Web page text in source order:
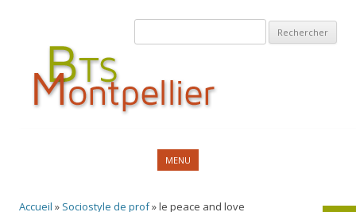
Rechercher :
MENU
Accueil » Sociostyle de prof»le peace and love